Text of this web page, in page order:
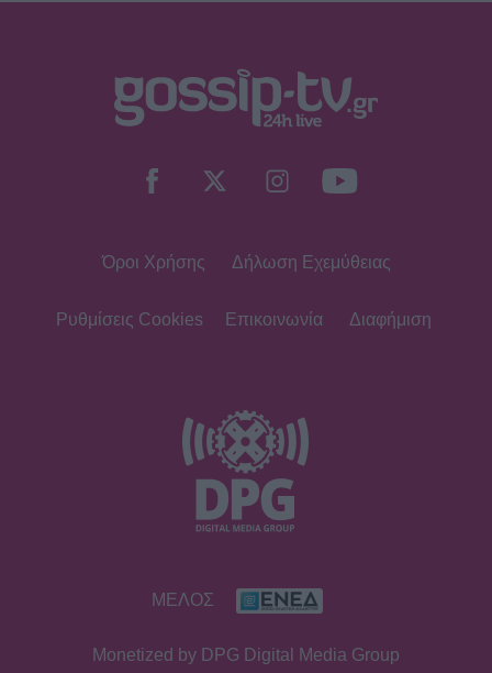
Αντώνιος και Κλεοπάτρα: Αυτοτελή
Ποιους θα δούμε στα πρώτα
νέα προπόνηση για τέλειους
Dolce Vita στο Κάπρι: Η Αμαλία
Κωστοπούλου ποζάρει πάνω σε
Κωνσταντινίδου, Λυδία Τζανουδάκη
και Άννη Θεοχάρη επιστρέφουν
Όροι Χρήσης Δήλωση Εχεμύθειας
Ρυθμίσεις Cookies Επικοινωνία Διαφήμιση
ΜΕΛΟΣ
Monetized by DPG Digital Media Group